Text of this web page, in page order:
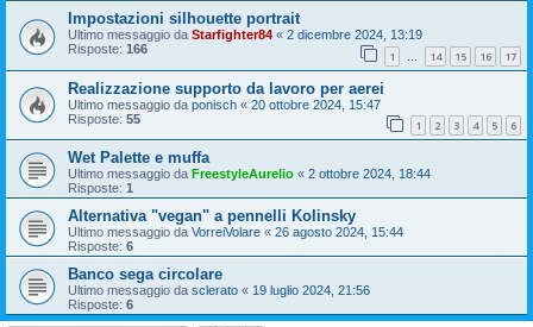
Impostazioni silhouette portrait
Ultimo messaggio da Starfighter84 « 2 dicembre 2024, 13:19
Risposte: 166 1 … 14 15 16 17
Realizzazione supporto da lavoro per aerei
Ultimo messaggio da ponisch « 20 ottobre 2024, 15:47
Risposte: 55 1 2 3 4 5 6
Wet Palette e muffa
Ultimo messaggio da FreestyleAurelio « 2 ottobre 2024, 18:44
Risposte: 1
Alternativa "vegan" a pennelli Kolinsky
Ultimo messaggio da VorreiVolare « 26 agosto 2024, 15:44
Risposte: 6
Banco sega circolare
Ultimo messaggio da sclerato « 19 luglio 2024, 21:56
Risposte: 6